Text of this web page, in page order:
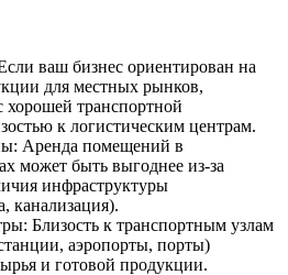
ваш бизнес ориентирован на
для местных рынков,
транспортной
к логистическим центрам.
Аренда помещений в
может быть выгоднее из-за
инфраструктуры
канализация).
Близость к транспортным узлам
аэропорты, порты)
и готовой продукции.